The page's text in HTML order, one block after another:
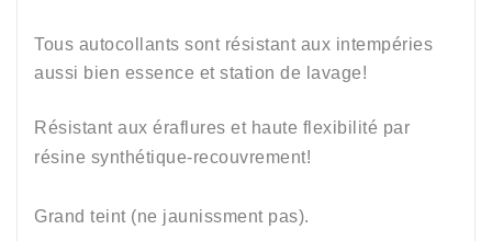
Tous autocollants sont résistant aux intempéries
aussi bien essence et station de lavage!
Résistant aux éraflures et haute flexibilité par
résine synthétique-recouvrement!
Grand teint (ne jaunissment pas).